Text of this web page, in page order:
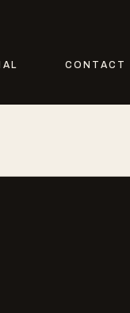
CONTACT